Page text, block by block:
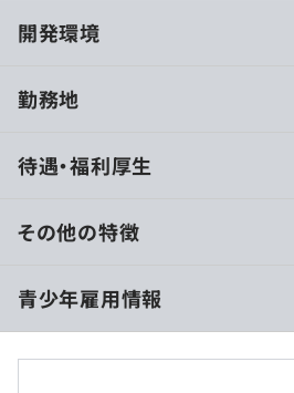
開発環境
す。
企画について議論し、アイディア
が推奨されています。
ディアを作品に反映しやすい環境で
勤務地
待遇・福利厚生
月給：280,000円
（基本給：280,000円）
※固定残業制度なし（残業代は別
その他の特徴
青少年雇用情報